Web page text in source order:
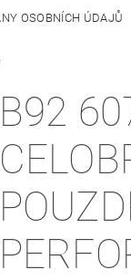
OSOBNÍCH ÚDAJŮ
B92